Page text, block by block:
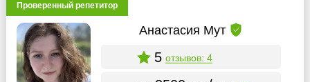
Проверенный репетитор
Анастасия Мут
5 отзывов: 4